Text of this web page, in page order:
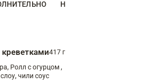
НАПИТКИ
креветками417 г
Ролл с огурцом ,
чили соус